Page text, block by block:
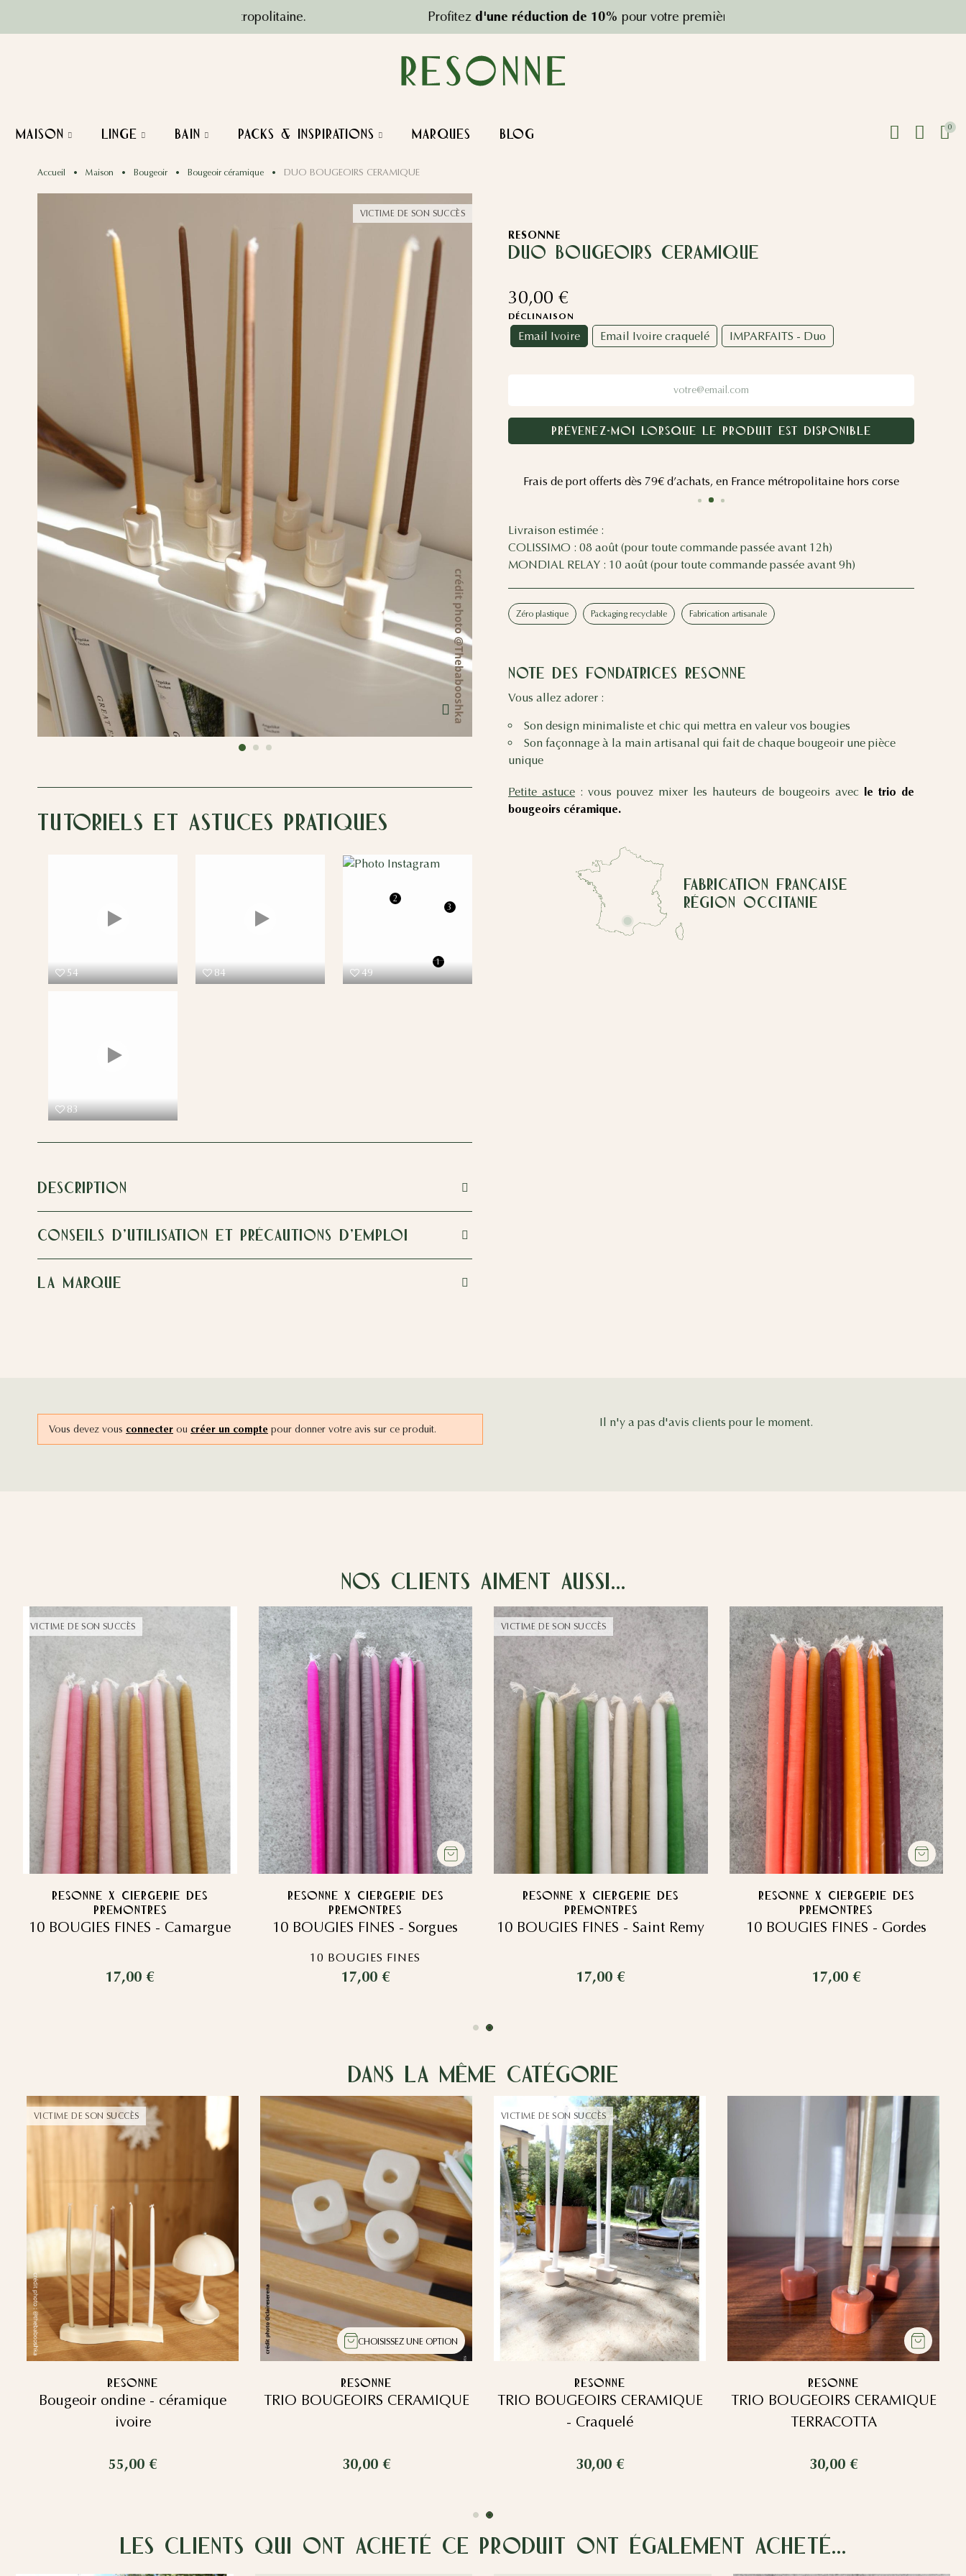
d'une réduction de 10% pour votre première commande,en vous abonnant à notre newsletter
Maison Linge Bain PACKS & INSPIRATIONS Marques Blog 0
Accueil Maison Bougeoir Bougeoir céramique DUO BOUGEOIRS CERAMIQUE
VICTIME DE SON SUCCÈS
Cliquez pour agrandir
Tutoriels et astuces pratiques
54 84
1
2
3
49
83
DESCRIPTION
CONSEILS D'UTILISATION ET PRÉCAUTIONS D'EMPLOI
LA MARQUE
RESONNE
DUO BOUGEOIRS CERAMIQUE
30,00 €
DÉCLINAISON
Email Ivoire Email Ivoire craquelé IMPARFAITS - Duo
PRÉVENEZ-MOI LORSQUE LE PRODUIT EST DISPONIBLE
Paiement sécurisé Frais de port offerts dès 79€ d’achats, en France métropolitaine hors corse
Livraison estimée :
COLISSIMO : 08 août (pour toute commande passée avant 12h)
MONDIAL RELAY : 10 août (pour toute commande passée avant 9h)
Zéro plastique Packaging recyclable Fabrication artisanale
Note des fondatrices RESONNE
Vous allez adorer :
Son design minimaliste et chic qui mettra en valeur vos bougies
Son façonnage à la main artisanal qui fait de chaque bougeoir une pièce
unique
Petite astuce : vous pouvez mixer les hauteurs de bougeoirs avec le trio de
bougeoirs céramique.
Fabrication Française
Région Occitanie
Vous devez vous connecter ou créer un compte pour donner votre avis sur ce produit.
Il n'y a pas d'avis clients pour le moment.
Nos clients aiment aussi…
VICTIME DE SON SUCCÈS
RESONNE x CIERGERIE DES
PREMONTRES
10 BOUGIES FINES - Camargue
17,00 €
RESONNE x CIERGERIE DES
PREMONTRES
10 BOUGIES FINES - Sorgues
10 BOUGIES FINES
17,00 €
VICTIME DE SON SUCCÈS
RESONNE x CIERGERIE DES
PREMONTRES
10 BOUGIES FINES - Saint Remy
17,00 €
RESONNE x CIERGERIE DES
PREMONTRES
10 BOUGIES FINES - Gordes
17,00 €
Dans la même catégorie
VICTIME DE SON SUCCÈS
RESONNE
Bougeoir ondine - céramique
ivoire
55,00 €
CHOISISSEZ UNE OPTION
RESONNE
TRIO BOUGEOIRS CERAMIQUE
30,00 €
VICTIME DE SON SUCCÈS
RESONNE
TRIO BOUGEOIRS CERAMIQUE
- Craquelé
30,00 €
RESONNE
TRIO BOUGEOIRS CERAMIQUE
TERRACOTTA
30,00 €
Les clients qui ont acheté ce produit ont également acheté...